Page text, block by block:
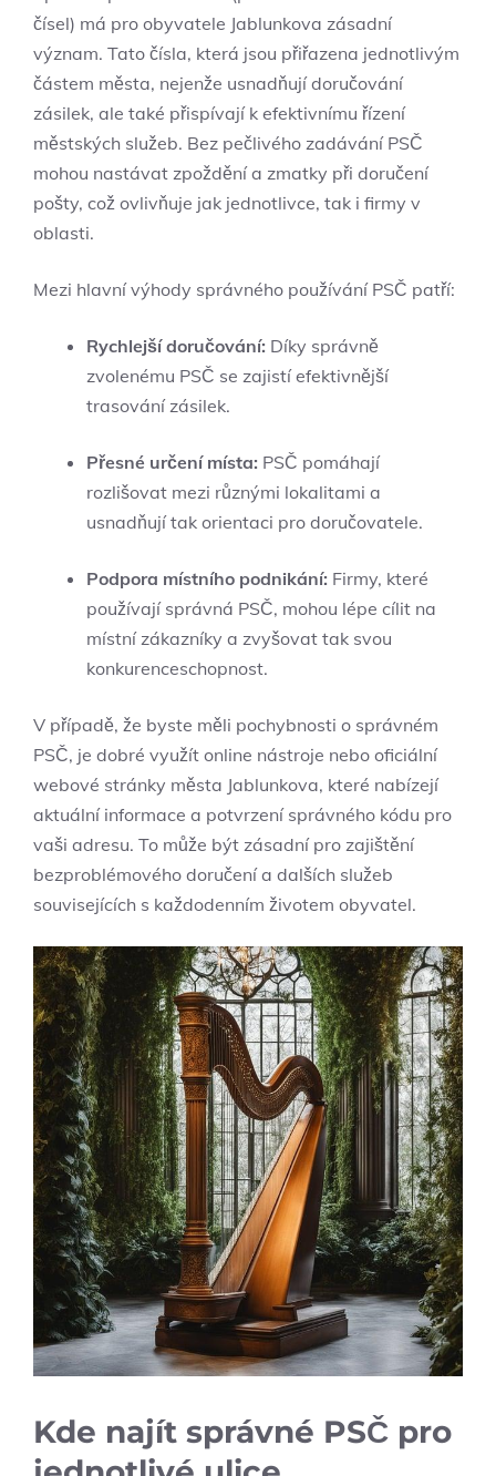
čísel) má pro obyvatele Jablunkova zásadní
význam. Tato čísla, která jsou přiřazena jednotlivým
částem města, nejenže usnadňují doručování
zásilek, ale také přispívají k efektivnímu řízení
městských služeb. Bez pečlivého zadávání PSČ
mohou nastávat zpoždění a zmatky při doručení
pošty, což ovlivňuje jak jednotlivce, tak i firmy v
oblasti.
Mezi hlavní výhody správného používání PSČ patří:
Rychlejší doručování: Díky správně
zvolenému PSČ se zajistí efektivnější
trasování zásilek.
Přesné určení místa: PSČ pomáhají
rozlišovat mezi různými lokalitami a
usnadňují tak orientaci pro doručovatele.
Podpora místního podnikání: Firmy, které
používají správná PSČ, mohou lépe cílit na
místní zákazníky a zvyšovat tak svou
konkurenceschopnost.
V případě, že byste měli pochybnosti o správném
PSČ, je dobré využít online nástroje nebo oficiální
webové stránky města Jablunkova, které nabízejí
aktuální informace a potvrzení správného kódu pro
vaši adresu. To může být zásadní pro zajištění
bezproblémového doručení a dalších služeb
souvisejících s každodenním životem obyvatel.
Kde najít správné PSČ pro